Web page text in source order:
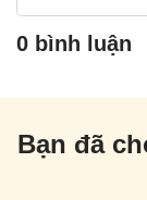
0 bình luận
Bạn đã